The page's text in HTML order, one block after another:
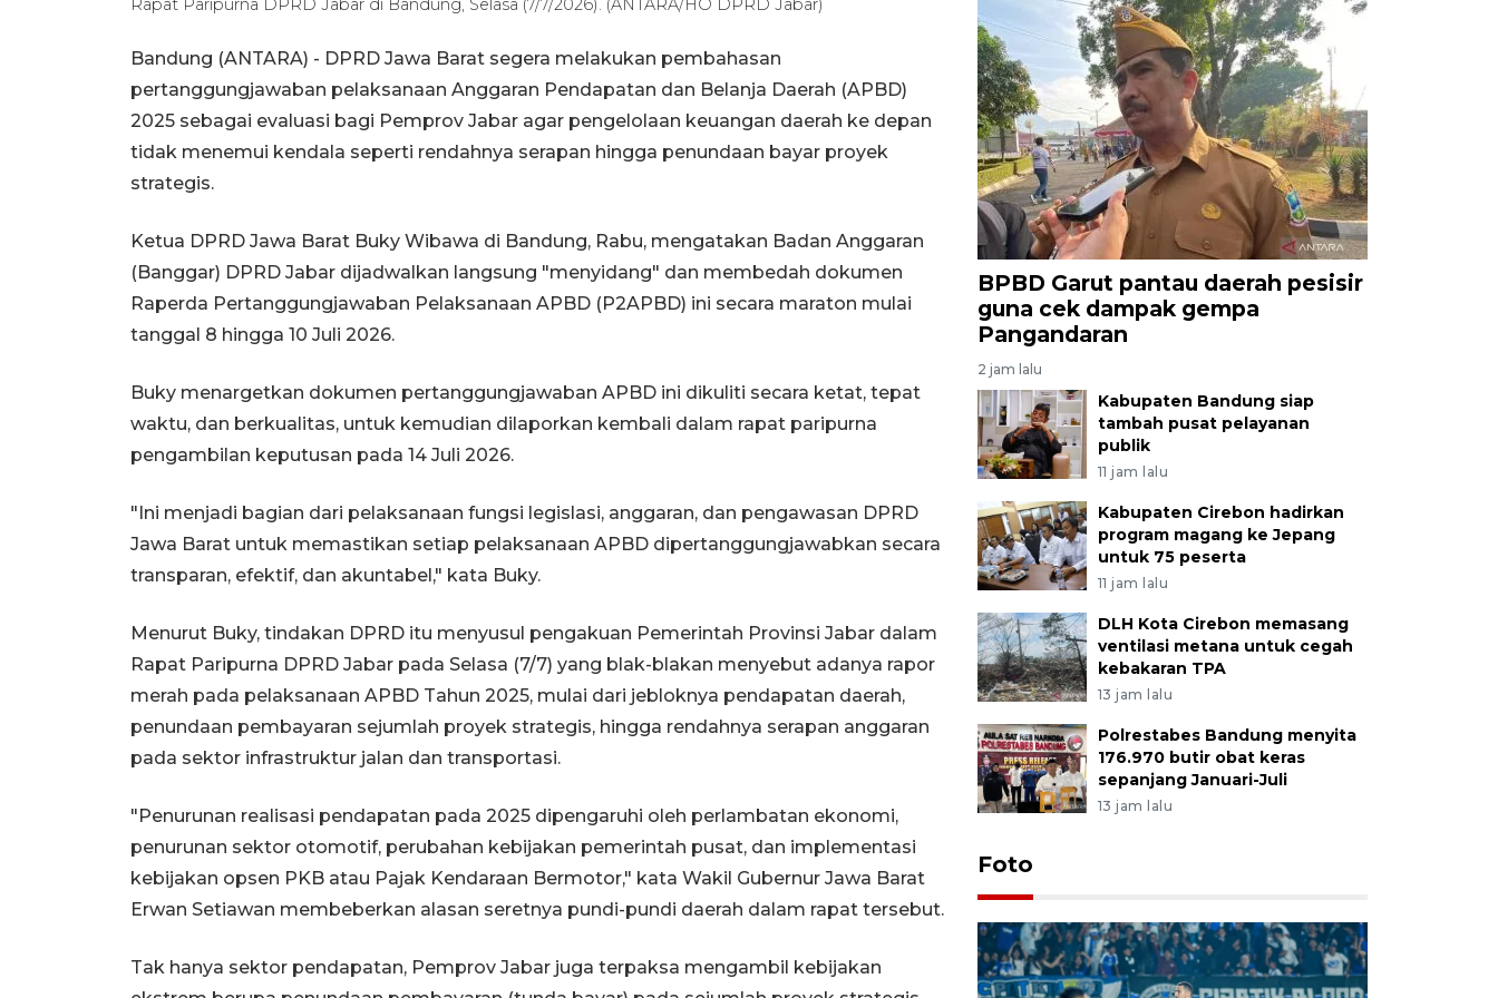
Rapat Paripurna DPRD Jabar di Bandung, Selasa (7/7/2026). (ANTARA/HO DPRD Jabar)
Bandung (ANTARA) - DPRD Jawa Barat segera melakukan pembahasan
pertanggungjawaban pelaksanaan Anggaran Pendapatan dan Belanja Daerah (APBD)
2025 sebagai evaluasi bagi Pemprov Jabar agar pengelolaan keuangan daerah ke depan
tidak menemui kendala seperti rendahnya serapan hingga penundaan bayar proyek
strategis.
Ketua DPRD Jawa Barat Buky Wibawa di Bandung, Rabu, mengatakan Badan Anggaran
(Banggar) DPRD Jabar dijadwalkan langsung "menyidang" dan membedah dokumen
Raperda Pertanggungjawaban Pelaksanaan APBD (P2APBD) ini secara maraton mulai
tanggal 8 hingga 10 Juli 2026.
Buky menargetkan dokumen pertanggungjawaban APBD ini dikuliti secara ketat, tepat
waktu, dan berkualitas, untuk kemudian dilaporkan kembali dalam rapat paripurna
pengambilan keputusan pada 14 Juli 2026.
"Ini menjadi bagian dari pelaksanaan fungsi legislasi, anggaran, dan pengawasan DPRD
Jawa Barat untuk memastikan setiap pelaksanaan APBD dipertanggungjawabkan secara
transparan, efektif, dan akuntabel," kata Buky.
Menurut Buky, tindakan DPRD itu menyusul pengakuan Pemerintah Provinsi Jabar dalam
Rapat Paripurna DPRD Jabar pada Selasa (7/7) yang blak-blakan menyebut adanya rapor
merah pada pelaksanaan APBD Tahun 2025, mulai dari jebloknya pendapatan daerah,
penundaan pembayaran sejumlah proyek strategis, hingga rendahnya serapan anggaran
pada sektor infrastruktur jalan dan transportasi.
"Penurunan realisasi pendapatan pada 2025 dipengaruhi oleh perlambatan ekonomi,
penurunan sektor otomotif, perubahan kebijakan pemerintah pusat, dan implementasi
kebijakan opsen PKB atau Pajak Kendaraan Bermotor," kata Wakil Gubernur Jawa Barat
Erwan Setiawan membeberkan alasan seretnya pundi-pundi daerah dalam rapat tersebut.
Tak hanya sektor pendapatan, Pemprov Jabar juga terpaksa mengambil kebijakan
BPBD Garut pantau daerah pesisir
guna cek dampak gempa
Pangandaran
2 jam lalu
Kabupaten Bandung siap
tambah pusat pelayanan
publik
11 jam lalu
Kabupaten Cirebon hadirkan
program magang ke Jepang
untuk 75 peserta
11 jam lalu
DLH Kota Cirebon memasang
ventilasi metana untuk cegah
kebakaran TPA
13 jam lalu
Polrestabes Bandung menyita
176.970 butir obat keras
sepanjang Januari-Juli
13 jam lalu
Foto